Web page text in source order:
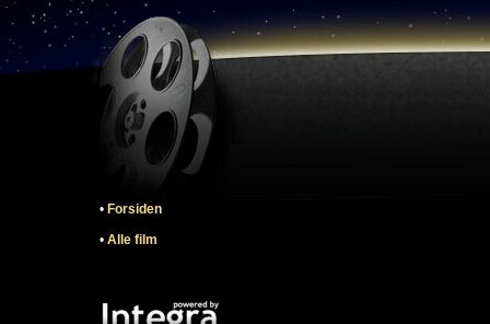
• Forsiden
• Alle film